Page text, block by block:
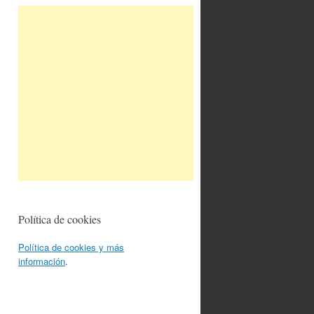
Política de cookies
Política de cookies y más
información.